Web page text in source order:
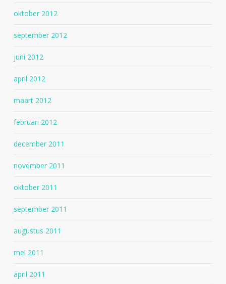
oktober 2012
september 2012
juni 2012
april 2012
maart 2012
februari 2012
december 2011
november 2011
oktober 2011
september 2011
augustus 2011
mei 2011
april 2011